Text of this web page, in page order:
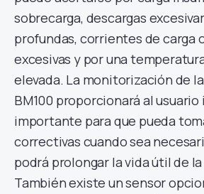
sobrecarga, descargas
profundas, corrientes de carga
excesivas y por una
elevada. La monitorización de
BM100 proporcionará al
importante para que pueda
correctivas cuando sea
podrá prolongar la vida útil de
También existe un sensor